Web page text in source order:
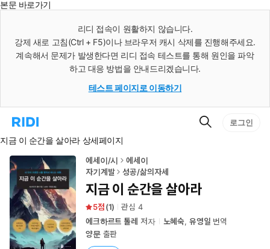
본문 바로가기
리디 접속이 원활하지 않습니다.
강제 새로 고침(Ctrl + F5)이나 브라우저 캐시 삭제를 진행해주세요.
계속해서 문제가 발생한다면 리디 접속 테스트를 통해 원인을 파악
하고 대응 방법을 안내드리겠습니다.
테스트 페이지로 이동하기
리
홈
로
이
검
로그인
지금 이 순간을 살아라 상세페이지
에세이/시
에세이
자기계발
성공/삶의자세
지금 이 순간을 살아라
5 (1) 관심 4
에크하르트 톨레 저자 노혜숙, 유영일 번역
양문출판